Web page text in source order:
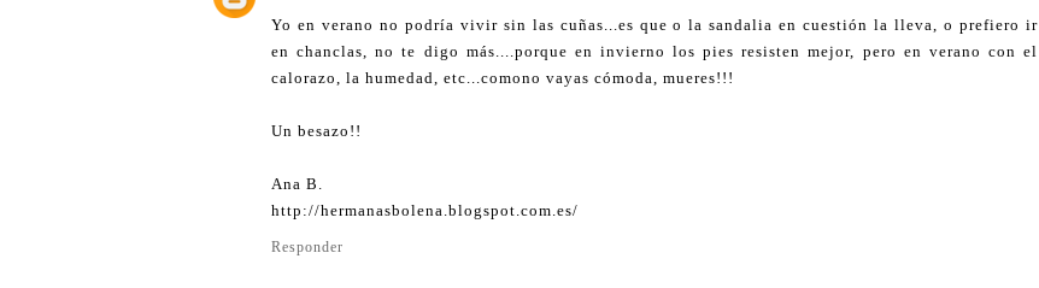
Yo en verano no podría vivir sin las cuñas...es que o la sandalia en cuestión la lleva, o prefiero ir
en chanclas, no te digo más....porque en invierno los pies resisten mejor, pero en verano con el
calorazo, la humedad, etc...comono vayas cómoda, mueres!!!
Un besazo!!
Ana B.
http://hermanasbolena.blogspot.com.es/
Responder